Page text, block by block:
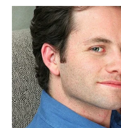
WN
LIKUPANG
WN
LABUANBAJO
WN
BORNEO
Wahana
Media